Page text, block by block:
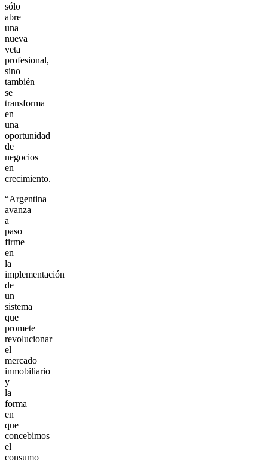
sólo
abre
una
nueva
veta
profesional,
sino
también
se
transforma
en
una
oportunidad
de
negocios
en
crecimiento.
“Argentina
avanza
a
paso
firme
en
la
implementación
de
un
sistema
que
promete
revolucionar
el
mercado
inmobiliario
y
la
forma
en
que
concebimos
el
consumo